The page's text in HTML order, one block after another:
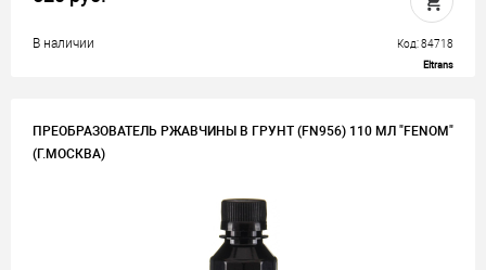
В наличии Код: 84718
Eltrans
ПРЕОБРАЗОВАТЕЛЬ РЖАВЧИНЫ В ГРУНТ (FN956) 110 МЛ "FENOM"
(Г.МОСКВА)